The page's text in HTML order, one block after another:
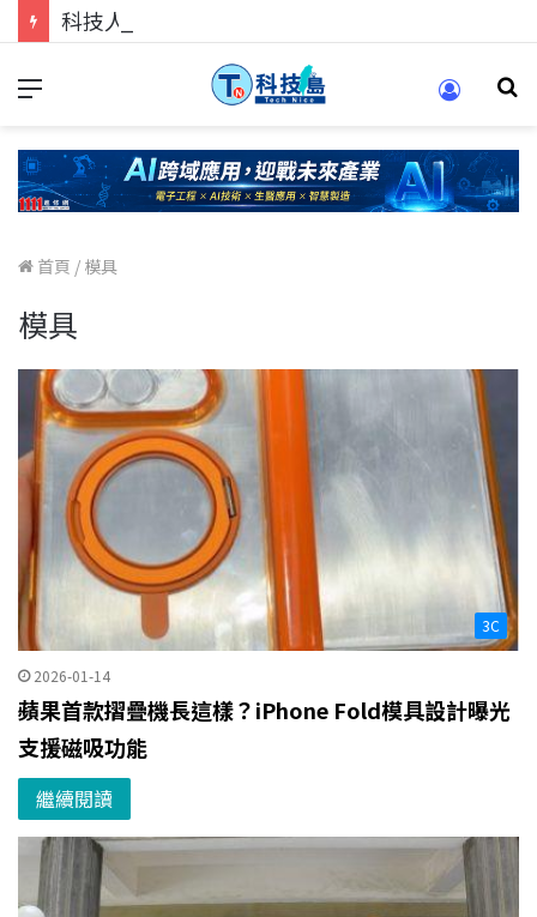
首頁 / 模具
模具
3C
2026-01-14
蘋果首款摺疊機長這樣？iPhone Fold模具設計曝光
支援磁吸功能
繼續閱讀